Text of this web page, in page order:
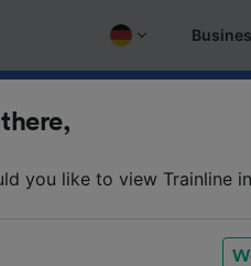
you like to view Trainline